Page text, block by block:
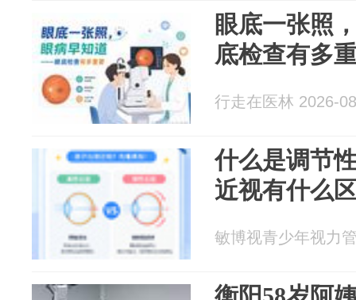
眼底一张照
底检查有多
行走在医林 2026-
什么是调节
近视有什么
敏博视青少年视力